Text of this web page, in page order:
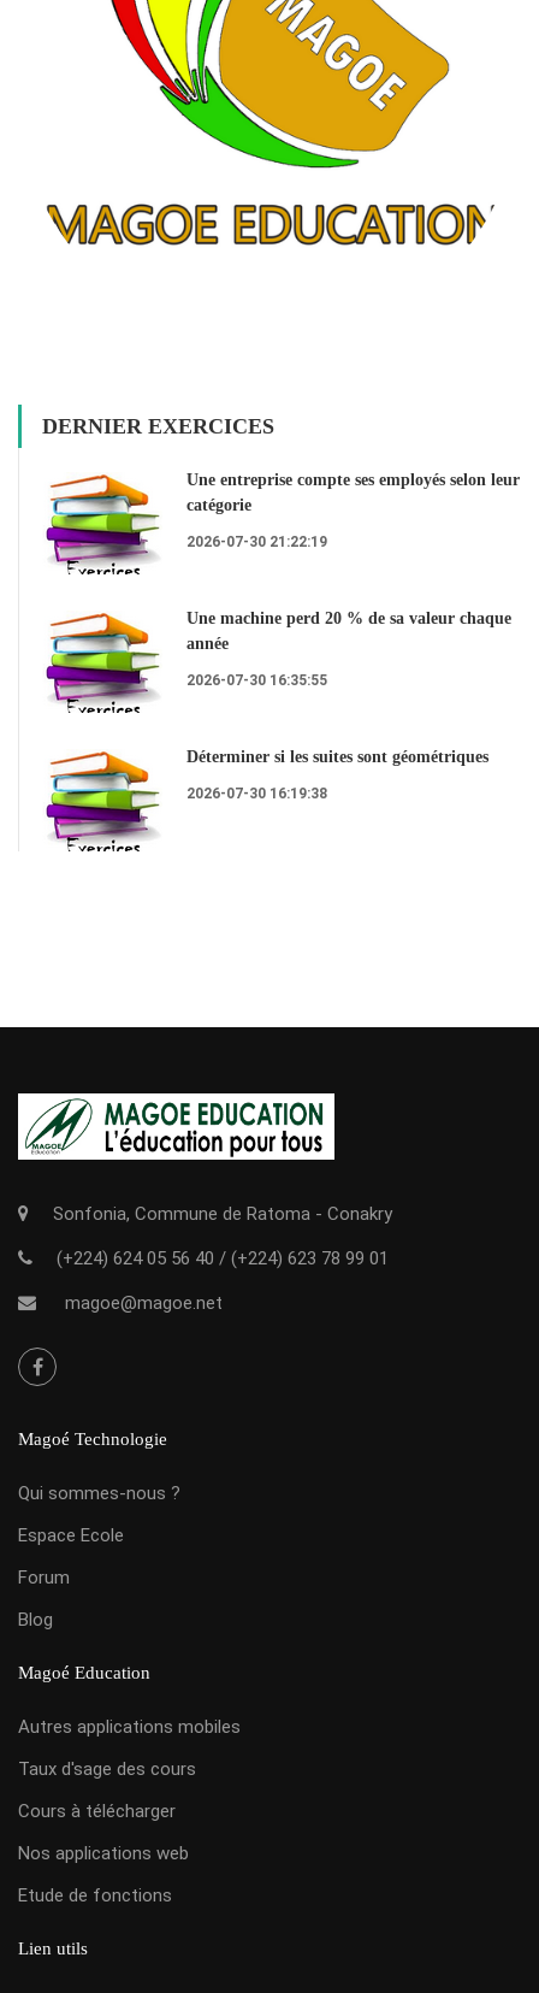
DERNIER EXERCICES
Une entreprise compte ses employés selon leur
catégorie
2026-07-30 21:22:19
Une machine perd 20 % de sa valeur chaque
année
2026-07-30 16:35:55
Déterminer si les suites sont géométriques
2026-07-30 16:19:38
Sonfonia, Commune de Ratoma - Conakry
(+224) 624 05 56 40 / (+224) 623 78 99 01
magoe@magoe.net
Magoé Technologie
Qui sommes-nous ?
Espace Ecole
Forum
Blog
Magoé Education
Autres applications mobiles
Taux d'sage des cours
Cours à télécharger
Nos applications web
Etude de fonctions
Lien utils